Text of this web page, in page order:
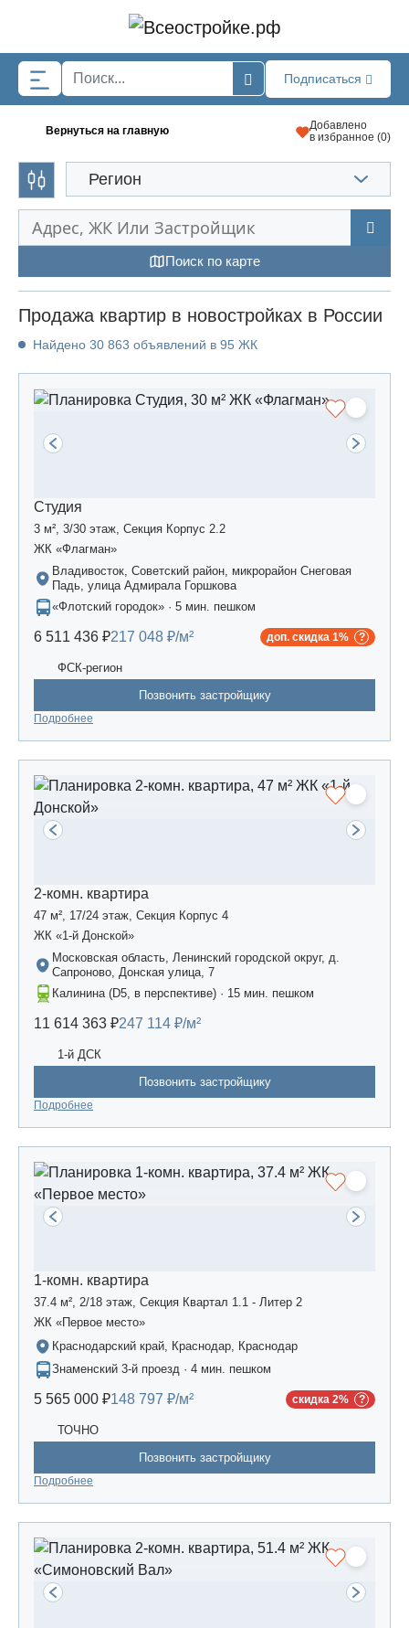
Подписаться
Вернуться на главную
Добавлено
в избранное (0)
Регион
Поиск по карте
Продажа квартир в новостройках в России
Найдено 30 863 объявлений в 95 ЖК
Студия
3 м², 3/30 этаж, Секция Корпус 2.2
ЖК «Флагман»
Владивосток, Советский район, микрорайон Снеговая
Падь, улица Адмирала Горшкова
«Флотский городок» · 5 мин. пешком
6 511 436 ₽217 048 ₽/м² доп. скидка 1%
ФСК-регион
Позвонить застройщику
Подробнее
2-комн. квартира
47 м², 17/24 этаж, Секция Корпус 4
ЖК «1-й Донской»
Московская область, Ленинский городской округ, д.
Сапроново, Донская улица, 7
Калинина (D5, в перспективе) · 15 мин. пешком
11 614 363 ₽247 114 ₽/м²
1-й ДСК
Позвонить застройщику
Подробнее
1-комн. квартира
37.4 м², 2/18 этаж, Секция Квартал 1.1 - Литер 2
ЖК «Первое место»
Краснодарский край, Краснодар, Краснодар
Знаменский 3-й проезд · 4 мин. пешком
5 565 000 ₽148 797 ₽/м² скидка 2%
ТОЧНО
Позвонить застройщику
Подробнее